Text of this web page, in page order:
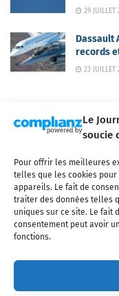
Le
soucie
Pour offrir les meilleures
telles que les cookies
appareils. Le fait de
traiter des données telles
uniques sur ce site. Le fait
consentement peut avoir
fonctions.
29 JUILLET
Dassault
records
23 JUILLET
Qui sommes-nous ?
Mentions légales
CGV
l'industrie aéronautique,